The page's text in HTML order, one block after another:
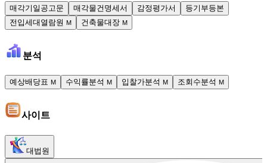
매각기일공고문 매각물건명세서 감정평가서
등기부등본
전입세대열람원 M 건축물대장 M
분석
예상배당표 M 수익률분석 M 입찰가분석 M 조회수분석 M
사이트
대법원